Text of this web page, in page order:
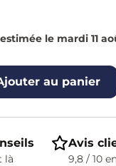
le mardi 11
au panier
là
Avis
9,8 / 10